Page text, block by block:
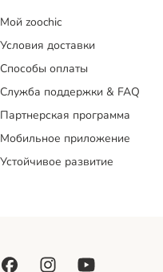
Mой zoochic
Условия доставки
Способы оплаты
Служба поддержки & FAQ
Партнерская программа
Мобильное приложение
Устойчивое развитие